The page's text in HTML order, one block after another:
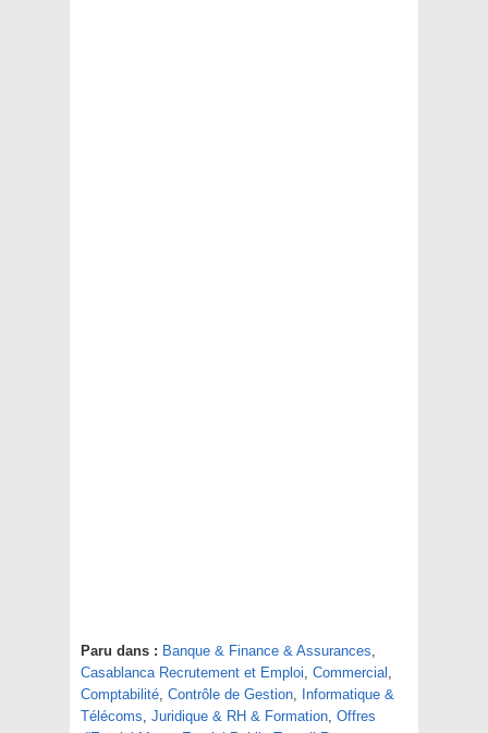
Paru dans : Banque & Finance & Assurances,
Casablanca Recrutement et Emploi, Commercial ,
Comptabilité, Contrôle de Gestion, Informatique &
Télécoms, Juridique & RH & Formation, Offres